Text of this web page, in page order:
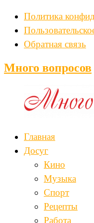
Политика
Обратная связь
Много вопросов
Главная
Досуг
Кино
Музыка
Спорт
Рецепты
Работа